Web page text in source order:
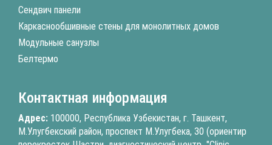
Сендвич панели
Каркаснообшивные стены для монолитных домов
Модульные санузлы
Белтермо
Контактная информация
Адрес: 100000, Республика Узбекистан, г. Ташкент,
М.Улугбекский район, проспект М.Улугбека, 30 (ориентир